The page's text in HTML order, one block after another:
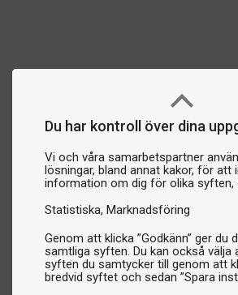
Du har kontroll över dina
Vi och våra samarbetspartner
lösningar, bland annat kakor, för att
information om dig för olika syften,
Statistiska Marknadsföring
Genom att klicka ”Godkänn” ger du
samtliga syften. Du kan också välja
syften du samtycker till genom att
bredvid syftet och sedan ”Spara